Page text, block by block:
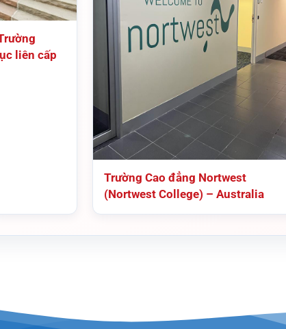
liên cấp
Trường Cao đẳng Nortwest
(Nortwest College) – Australia